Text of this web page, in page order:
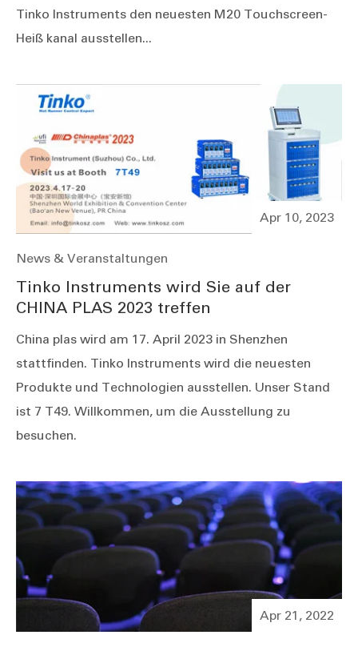
Tinko Instruments den neuesten M20 Touchscreen-
Heiß kanal ausstellen...
Apr 10, 2023
News & Veranstaltungen
Tinko Instruments wird Sie auf der
CHINA PLAS 2023 treffen
China plas wird am 17. April 2023 in Shenzhen
stattfinden. Tinko Instruments wird die neuesten
Produkte und Technologien ausstellen. Unser Stand
ist 7 T49. Willkommen, um die Ausstellung zu
besuchen.
Apr 21, 2022